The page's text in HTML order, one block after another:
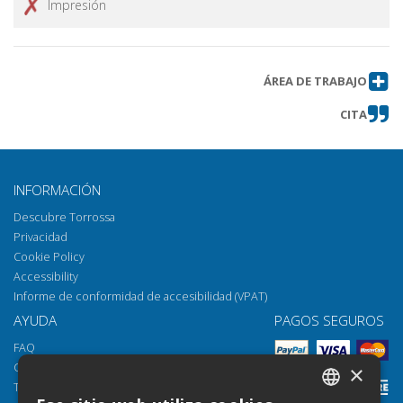
Budd" di Benjamin Britten
L'interpretazione del linguaggio
Obtener artículo
Obtener artículo
Beyond the L2: Psycholinguistic
Libri ricevuti
Impresión
ÁREA DE TRABAJO
CITA
INFORMACIÓN
Descubre Torrossa
Privacidad
Cookie Policy
Accessibility
Informe de conformidad de accesibilidad (VPAT)
AYUDA
FAQ
Cómo abrir los archivos
Torrossa Reader
PAGOS SEGUROS
×